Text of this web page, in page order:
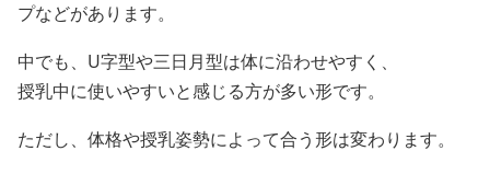
プなどがあります。
中でも、U字型や三日月型は体に沿わせやすく、
授乳中に使いやすいと感じる方が多い形です。
ただし、体格や授乳姿勢によって合う形は変わります。